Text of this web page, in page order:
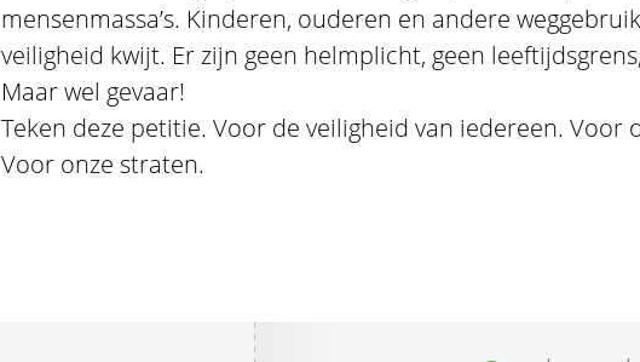
mensenmassa’s. Kinderen, ouderen en andere
veiligheid kwijt. Er zijn geen helmplicht, geen
Maar wel gevaar!
Teken deze petitie. Voor de veiligheid van iedereen. Voor
Voor onze straten.